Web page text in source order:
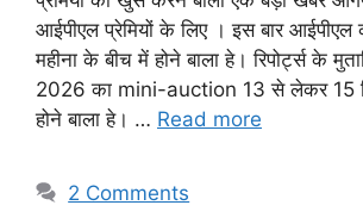
आईपीएल प्रेमियों के लिए । इस बार
महीना के बीच में होने बाला हे। रिपोर्ट्स के
2026 का mini-auction 13 से लेकर 15
होने बाला हे। … Read more
2 Comments